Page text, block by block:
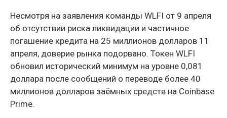
Несмотря на заявления команды WLFI от 9 апреля
об отсутствии риска ликвидации и частичное
погашение кредита на 25 миллионов долларов 11
апреля, доверие рынка подорвано. Токен WLFI
обновил исторический минимум на уровне 0,081
доллара после сообщений о переводе более 40
миллионов долларов заёмных средств на Coinbase
Prime.